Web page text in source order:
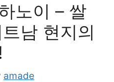
노이 – 쌀
남 현지의
amade